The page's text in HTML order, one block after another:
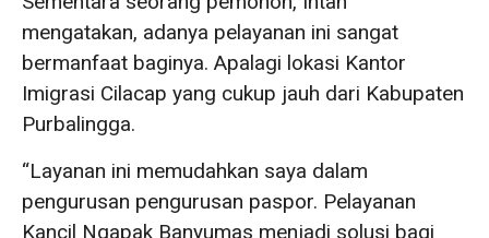
mengatakan, adanya pelayanan ini sangat
bermanfaat baginya. Apalagi lokasi Kantor
Imigrasi Cilacap yang cukup jauh dari Kabupaten
Purbalingga.
“Layanan ini memudahkan saya dalam
pengurusan pengurusan paspor. Pelayanan
Kancil Ngapak Banyumas menjadi solusi bagi